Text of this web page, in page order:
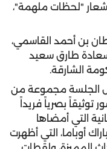
شعار "لحظات ملهمة"،
بن أحمد القاسمي،
طارق سعيد
الشارقة.
الجلسة مجموعة من
توثيقاً بصرياً فريداً
التي أمضاها
أوباما، التي أظهرت